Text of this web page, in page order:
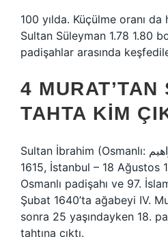
100 yılda. Küçülme oranı da
Sultan Süleyman 1.78 1.80
padişahlar arasında
4 MURAT’TAN
TAHTA KIM
Sultan İbrahim (Osmanlı: سلطان ابراهيم) (5 Kasım
1615, İstanbul – 18 Ağustos
Osmanlı padişahı ve 97.
Şubat 1640’ta ağabeyi IV.
sonra 25 yaşındayken 18.
tahtına çıktı.